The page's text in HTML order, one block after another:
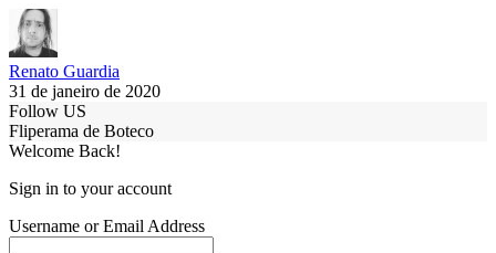
Renato Guardia
31 de janeiro de 2020
Follow US
Fliperama de Boteco
Welcome Back!
Sign in to your account
Username or Email Address